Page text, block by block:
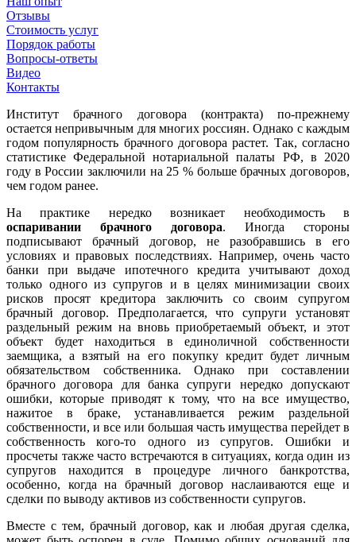
Отзывы
Стоимость услуг
Порядок работы
Вопросы-ответы
Видео
Контакты
Институт брачного договора (контракта) по-прежнему
остается непривычным для многих россиян. Однако с каждым
годом популярность брачного договора растет. Так, согласно
статистике Федеральной нотариальной палаты РФ, в 2020
году в России заключили на 25 % больше брачных договоров,
чем годом ранее.
На практике нередко возникает необходимость в
оспаривании брачного договора. Иногда стороны
подписывают брачный договор, не разобравшись в его
условиях и правовых последствиях. Например, очень часто
банки при выдаче ипотечного кредита учитывают доход
только одного из супругов и в целях минимизации своих
рисков просят кредитора заключить со своим супругом
брачный договор. Предполагается, что супруги установят
раздельный режим на вновь приобретаемый объект, и этот
объект будет находиться в единоличной собственности
заемщика, а взятый на его покупку кредит будет личным
обязательством собственника. Однако при составлении
брачного договора для банка супруги нередко допускают
ошибки, которые приводят к тому, что на все имущество,
нажитое в браке, устанавливается режим раздельной
собственности, и все или большая часть имущества перейдет в
собственность кого-то одного из супругов. Ошибки и
просчеты также часто встречаются в ситуациях, когда один из
супругов находится в процедуре личного банкротства,
особенно, когда на брачный договор наслаиваются еще и
сделки по выводу активов из собственности супругов.
Вместе с тем, брачный договор, как и любая другая сделка,